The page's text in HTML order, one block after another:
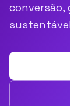
conversão,